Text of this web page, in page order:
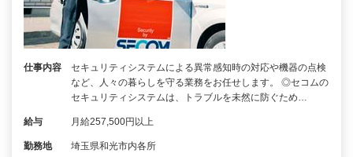
仕事内容
セキュリティシステムによる異常感知時の対応や機器の点検
など、人々の暮らしを守る業務をお任せします。 ◎セコムの
セキュリティシステムは、トラブルを未然に防ぐため…
給与 月給257,500円以上
勤務地 埼玉県和光市内各所